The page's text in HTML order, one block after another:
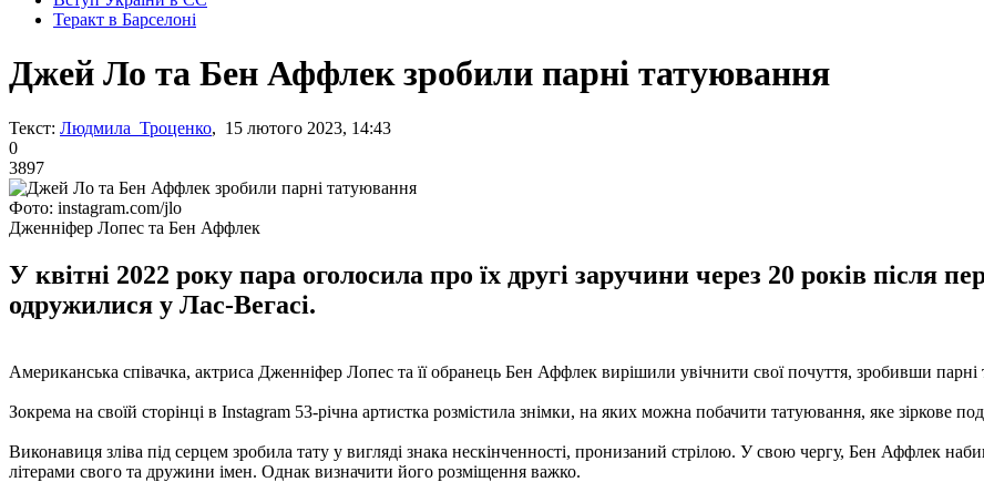
Теракт в Барселоні
Джей Ло та Бен Аффлек зробили парні татуювання
Текст: Людмила Троценко, 15 лютого 2023, 14:43
0
3897
Фото: instagram.com/jlo
Дженніфер Лопес та Бен Аффлек
У квітні 2022 року пара оголосила про їх другі заручини через 20 років після
одружилися у Лас-Вегасі.
Американська співачка, актриса Дженніфер Лопес та її обранець Бен Аффлек вирішили увічнити свої почуття, зробивши парні
Зокрема на своїй сторінці в Instagram 53-річна артистка розмістила знімки, на яких можна побачити татуювання, яке зіркове
Виконавиця зліва під серцем зробила тату у вигляді знака нескінченності, пронизаний стрілою. У свою чергу, Бен Аффлек
літерами свого та дружини імен. Однак визначити його розміщення важко.